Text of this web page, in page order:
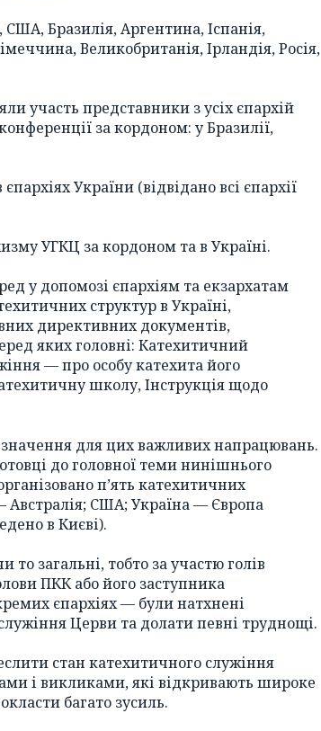
Бразилія, Аргентина, Іспанія,
Великобританія, Ірландія, Росія,
участь представники з усіх єпархій
за кордоном: у Бразилії,
України (відвідано всі єпархії
УГКЦ за кордоном та в Україні.
у допомозі єпархіям та екзархатам
структур в Україні,
директивних документів,
яких головні: Катехитичний
— про особу катехита його
школу, Інструкція щодо
для цих важливих напрацювань.
до головної теми нинішнього
п’ять катехитичних
США; Україна — Європа
в Києві).
то загальні, тобто за участю голів
ПКК або його заступника
єпархіях — були натхнені
Церви та долати певні труднощі.
стан катехитичного служіння
і викликами, які відкривають широке
багато зусиль.